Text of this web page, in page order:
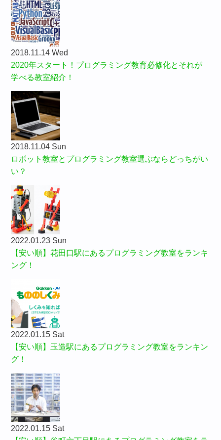
2018.11.14 Wed
2020年スタート！プログラミング教育必修化とそれが
学べる教室紹介！
2018.11.04 Sun
ロボット教室とプログラミング教室選ぶならどっちがい
い？
2022.01.23 Sun
【安い順】花田口駅にあるプログラミング教室をランキ
ング！
2022.01.15 Sat
【安い順】玉造駅にあるプログラミング教室をランキン
グ！
2022.01.15 Sat